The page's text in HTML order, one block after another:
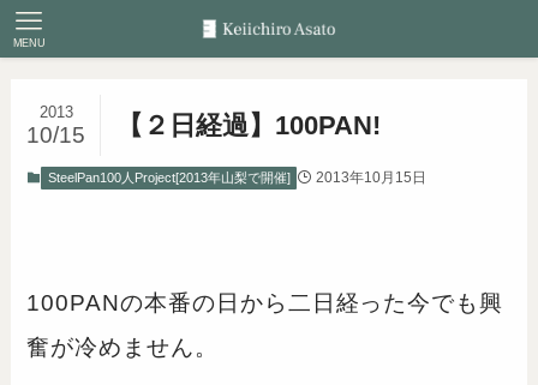
MENU
【２日経過】100PAN!
2013
10/15
SteelPan100人Project[2013年山梨で開催] 2013年10月15日
100PANの本番の日から二日経った今でも興
奮が冷めません。